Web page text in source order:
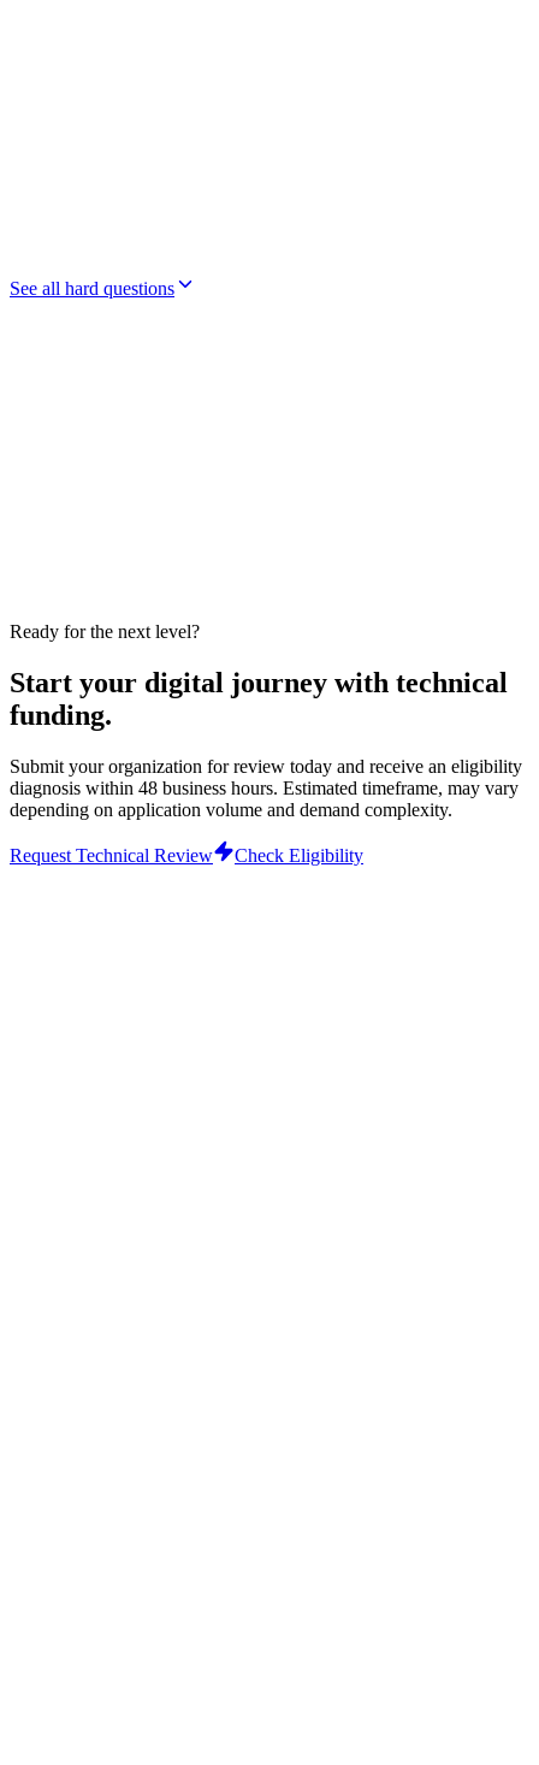
See all hard questions
Ready for the next level?
Start your digital journey with technical
funding.
Submit your organization for review today and receive an eligibility
diagnosis within 48 business hours. Estimated timeframe, may vary
depending on application volume and demand complexity.
Request Technical Review Check Eligibility